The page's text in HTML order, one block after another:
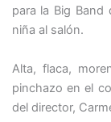
para la Big Band
niña al salón.
Alta, flaca,
pinchazo en el
del director,